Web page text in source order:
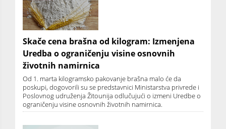
Skače cena brašna od kilogram: Izmenjena
Uredba o ograničenju visine osnovnih
životnih namirnica
Od 1. marta kilogramsko pakovanje brašna malo će da
poskupi, dogovorili su se predstavnici Ministarstva privrede i
Poslovnog udruženja Žitounija odlučujući o izmeni Uredbe o
ograničenju visine osnovnih životnih namirnica.